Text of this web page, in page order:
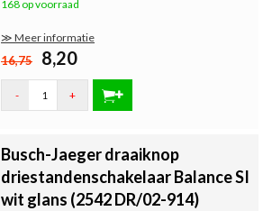
168 op voorraad
≫ Meer informatie
16,75 8,20
- +
Busch-Jaeger draaiknop
driestandenschakelaar Balance SI
wit glans (2542 DR/02-914)